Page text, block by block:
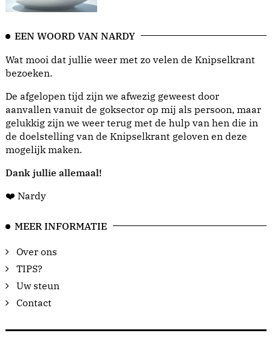
EEN WOORD VAN NARDY
Wat mooi dat jullie weer met zo velen de Knipselkrant
bezoeken.
De afgelopen tijd zijn we afwezig geweest door
aanvallen vanuit de goksector op mij als persoon, maar
gelukkig zijn we weer terug met de hulp van hen die in
de doelstelling van de Knipselkrant geloven en deze
mogelijk maken.
Dank jullie allemaal!
❤️ Nardy
MEER INFORMATIE
Over ons
TIPS?
Uw steun
Contact